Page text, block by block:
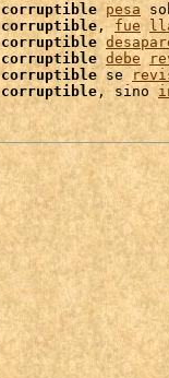
corruptible pesa
corruptible , fue
corruptible
corruptible debe
corruptible se
corruptible, sino